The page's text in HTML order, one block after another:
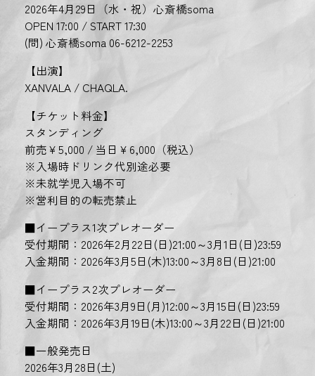
2026年4月29日（水・祝）心斎橋soma
OPEN 17:00 / START 17:30
(問) 心斎橋soma 06-6212-2253
【出演】
XANVALA / CHAQLA.
【チケット料金】
スタンディング
前売￥5,000 / 当日￥6,000（税込）
※入場時ドリンク代別途必要
※未就学児入場不可
※営利目的の転売禁止
■イープラス1次プレオーダー
受付期間：2026年2月22日(日)21:00～3月1日(日)23:59
入金期間：2026年3月5日(木)13:00～3月8日(日)21:00
■イープラス2次プレオーダー
受付期間：2026年3月9日(月)12:00～3月15日(日)23:59
入金期間：2026年3月19日(木)13:00～3月22日(日)21:00
■一般発売日
2026年3月28日(土)